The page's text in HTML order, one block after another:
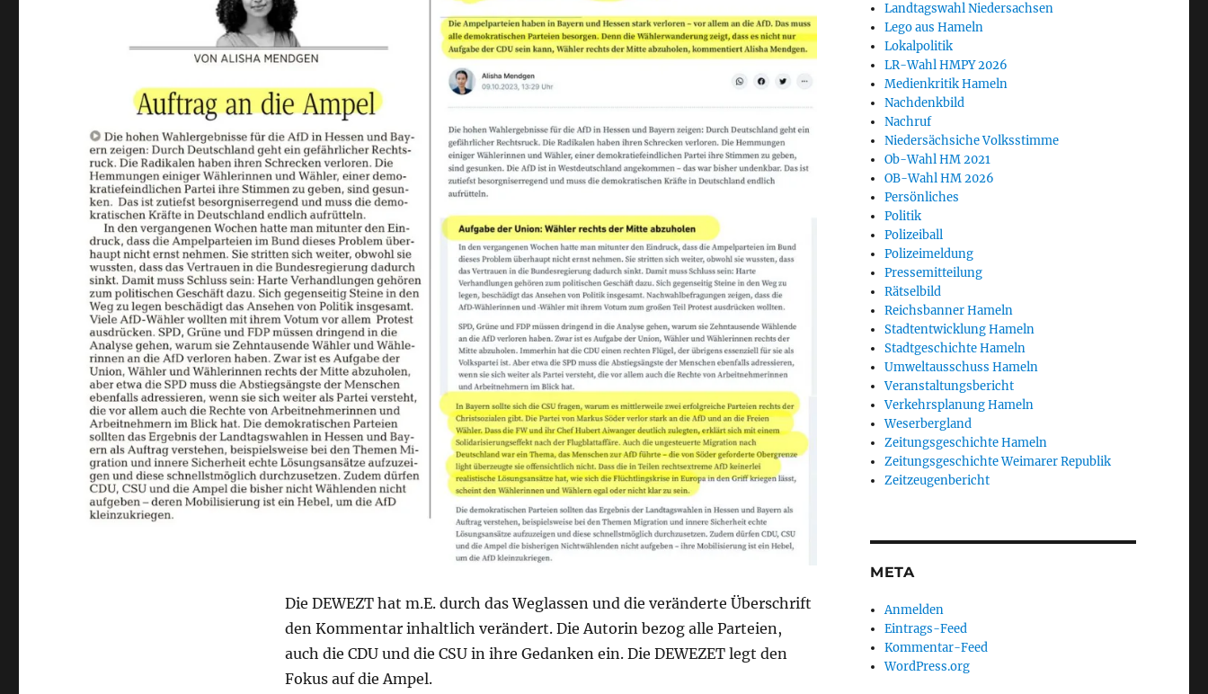
Die DEWEZT hat m.E. durch das Weglassen und die veränderte Überschrift
den Kommentar inhaltlich verändert. Die Autorin bezog alle Parteien,
auch die CDU und die CSU in ihre Gedanken ein. Die DEWEZET legt den
Fokus auf die Ampel.
Landtagswahl Niedersachsen
Lego aus Hameln
Lokalpolitik
LR-Wahl HMPY 2026
Medienkritik Hameln
Nachdenkbild
Nachruf
Niedersächsiche Volksstimme
Ob-Wahl HM 2021
OB-Wahl HM 2026
Persönliches
Politik
Polizeiball
Polizeimeldung
Pressemitteilung
Rätselbild
Reichsbanner Hameln
Stadtentwicklung Hameln
Stadtgeschichte Hameln
Umweltausschuss Hameln
Veranstaltungsbericht
Verkehrsplanung Hameln
Weserbergland
Zeitungsgeschichte Hameln
Zeitungsgeschichte Weimarer Republik
Zeitzeugenbericht
META
Anmelden
Eintrags-Feed
Kommentar-Feed
WordPress.org